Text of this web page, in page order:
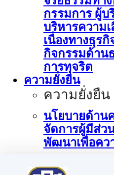
กรรมการ ผู้บ
บริหารความเ
เนื่องทางธุรกิ
กิจกรรมด้าน
การทุจริต
ความยั่งยืน
ความยั่งยืน
นโยบายด้าน
จัดการผู้มีส่ว
พัฒนาเพื่อคว
การบริหารจั